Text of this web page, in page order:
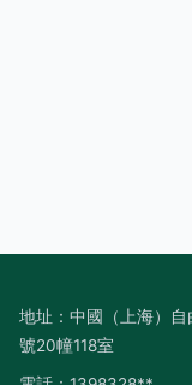
地址：中國（上海）
號20幢118室